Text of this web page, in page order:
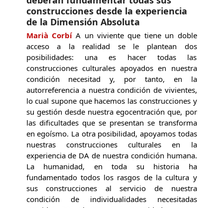
construcciones desde la experiencia
de la Dimensión Absoluta
Marià CorbíA un viviente que tiene un doble
acceso a la realidad se le plantean dos
posibilidades: una es hacer todas las
construcciones culturales apoyados en nuestra
condición necesitad y, por tanto, en la
autorreferencia a nuestra condición de vivientes,
lo cual supone que hacemos las construcciones y
su gestión desde nuestra egocentración que, por
las dificultades que se presentan se transforma
en egoísmo. La otra posibilidad, apoyamos todas
nuestras construcciones culturales en la
experiencia de DA de nuestra condición humana.
La humanidad, en toda su historia ha
fundamentado todos los rasgos de la cultura y
sus construcciones al servicio de nuestra
condición de individualidades necesitadas